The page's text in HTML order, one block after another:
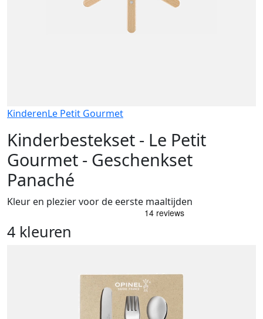
KinderenLe Petit Gourmet
Kinderbestekset - Le Petit
Gourmet - Geschenkset
Panaché
Kleur en plezier voor de eerste maaltijden
4 kleuren